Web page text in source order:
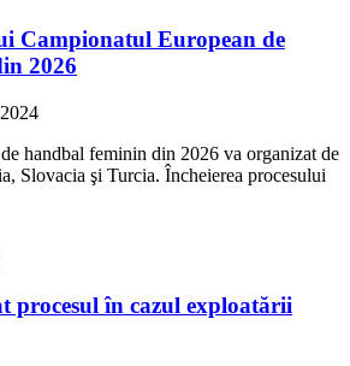
Campionatul European de
2026
handbal feminin din 2026 va organizat de
Slovacia şi Turcia. Încheierea procesului
procesul în cazul exploatării